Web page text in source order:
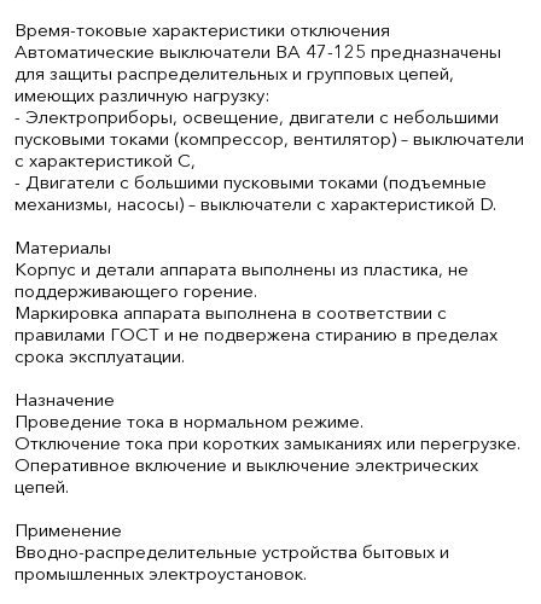
Время-токовые характеристики отключения
Автоматические выключатели ВА 47-125 предназначены
для защиты распределительных и групповых цепей,
имеющих различную нагрузку:
- Электроприборы, освещение, двигатели с небольшими
пусковыми токами (компрессор, вентилятор) – выключатели
с характеристикой C,
- Двигатели с большими пусковыми токами (подъемные
механизмы, насосы) – выключатели с характеристикой D.
Материалы
Корпус и детали аппарата выполнены из пластика, не
поддерживающего горение.
Маркировка аппарата выполнена в соответствии с
правилами ГОСТ и не подвержена стиранию в пределах
срока эксплуатации.
Назначение
Проведение тока в нормальном режиме.
Отключение тока при коротких замыканиях или перегрузке.
Оперативное включение и выключение электрических
цепей.
Применение
Вводно-распределительные устройства бытовых и
промышленных электроустановок.